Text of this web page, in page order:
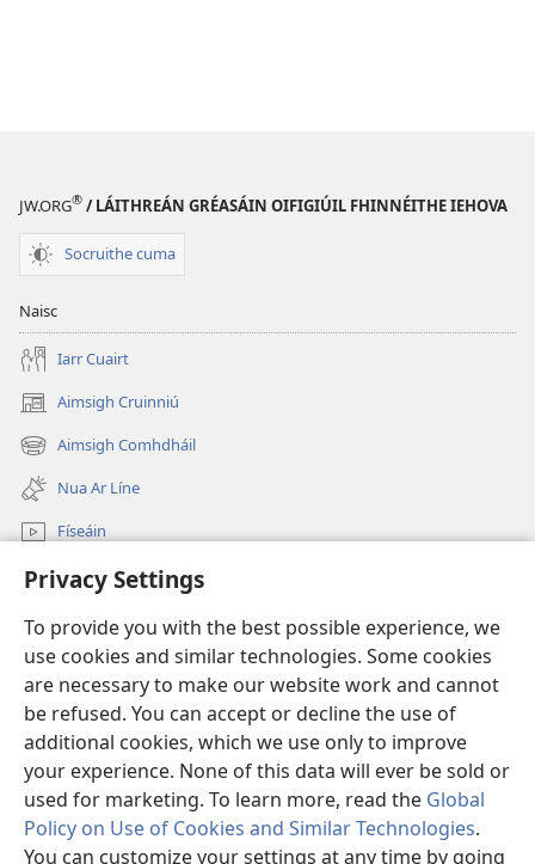
Privacy Settings
To provide you with the best possible experience, we
use cookies and similar technologies. Some cookies
are necessary to make our website work and cannot
be refused. You can accept or decline the use of
additional cookies, which we use only to improve
your experience. None of this data will ever be sold or
used for marketing. To learn more, read the Global
Policy on Use of Cookies and Similar Technologies.
You can customize your settings at any time by going
JW.ORG® / LÁITHREÁN GRÉASÁIN OIFIGIÚIL FHINNÉITHE IEHOVA
Socruithe cuma
Naisc
Iarr Cuairt
Aimsigh Cruinniú
(opens
new
window)
Aimsigh Comhdháil
(opens
new
window)
Nua Ar Líne
Físeáin
Cuardaigh
Síntiúis
(opens
new
window)Watchtower—Leabharlann ar Líne
(opens
new
window)JW Hub ®
(opens
new
window)